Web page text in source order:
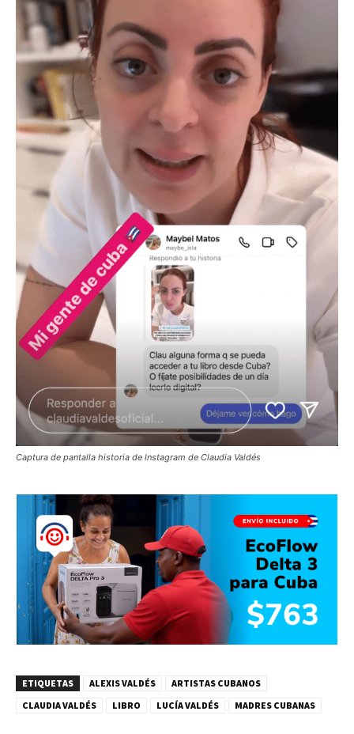
Captura de pantalla historia de Instagram de Claudia Valdés
ETIQUETAS ALEXIS VALDÉS
ARTISTAS CUBANOS
CLAUDIA VALDÉS
LIBRO LUCÍA VALDÉS MADRES CUBANAS